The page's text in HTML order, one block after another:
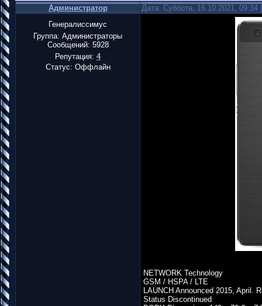
Администратор
Дата: Суббота, 16.10.2021,
Генералиссимус
Группа: Администраторы
Сообщений: 5928
Репутация: 4
Статус: Оффлайн
NETWORK Technology
GSM / HSPA / LTE
LAUNCH Announced 2015, April.
Status Discontinued